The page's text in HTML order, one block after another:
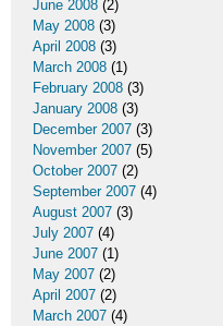
June 2008 (2)
May 2008 (3)
April 2008 (3)
March 2008 (1)
February 2008 (3)
January 2008 (3)
December 2007 (3)
November 2007 (5)
October 2007 (2)
September 2007 (4)
August 2007 (3)
July 2007 (4)
June 2007 (1)
May 2007 (2)
April 2007 (2)
March 2007 (4)